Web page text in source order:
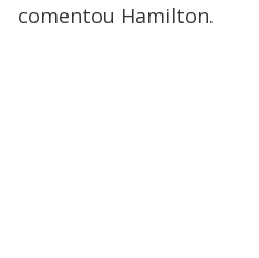
comentou Hamilton.